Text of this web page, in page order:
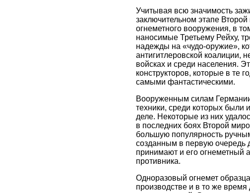
Учитывая всю значимость
заключительном этапе
огнеметного вооружения, в
наносимые Третьему Рейху,
надежды на «чудо-оружие»,
антигитлеровской коалиции,
войсках и среди населения.
конструкторов, которые в те
самыми фантастическими.
Вооруженным силам
техники, среди которых были
деле. Некоторые из них
в последних боях Второй
большую популярность
созданным в первую очередь
принимают и его огнеметный
противника.
Одноразовый огнемет
производстве и в то же